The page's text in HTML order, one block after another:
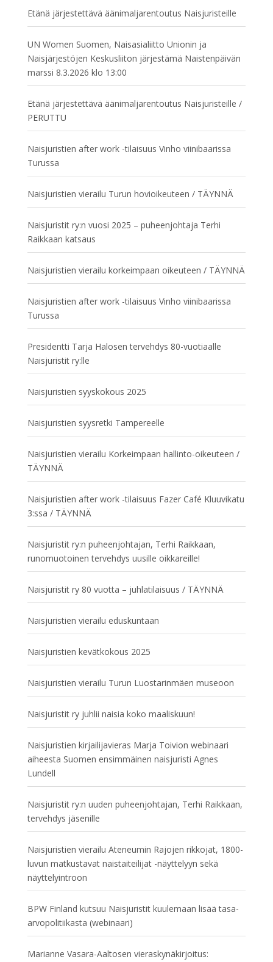
Etänä järjestettävä äänimaljarentoutus Naisjuristeille
UN Women Suomen, Naisasialiitto Unionin ja
Naisjärjestöjen Keskusliiton järjestämä Naistenpäivän
marssi 8.3.2026 klo 13:00
Etänä järjestettävä äänimaljarentoutus Naisjuristeille /
PERUTTU
Naisjuristien after work -tilaisuus Vinho viinibaarissa
Turussa
Naisjuristien vierailu Turun hovioikeuteen / TÄYNNÄ
Naisjuristit ry:n vuosi 2025 – puheenjohtaja Terhi
Raikkaan katsaus
Naisjuristien vierailu korkeimpaan oikeuteen / TÄYNNÄ
Naisjuristien after work -tilaisuus Vinho viinibaarissa
Turussa
Presidentti Tarja Halosen tervehdys 80-vuotiaalle
Naisjuristit ry:lle
Naisjuristien syyskokous 2025
Naisjuristien syysretki Tampereelle
Naisjuristien vierailu Korkeimpaan hallinto-oikeuteen /
TÄYNNÄ
Naisjuristien after work -tilaisuus Fazer Café Kluuvikatu
3:ssa / TÄYNNÄ
Naisjuristit ry:n puheenjohtajan, Terhi Raikkaan,
runomuotoinen tervehdys uusille oikkareille!
Naisjuristit ry 80 vuotta – juhlatilaisuus / TÄYNNÄ
Naisjuristien vierailu eduskuntaan
Naisjuristien kevätkokous 2025
Naisjuristien vierailu Turun Luostarinmäen museoon
Naisjuristit ry juhlii naisia koko maaliskuun!
Naisjuristien kirjailijavieras Marja Toivion webinaari
aiheesta Suomen ensimmäinen naisjuristi Agnes
Lundell
Naisjuristit ry:n uuden puheenjohtajan, Terhi Raikkaan,
tervehdys jäsenille
Naisjuristien vierailu Ateneumin Rajojen rikkojat, 1800-
luvun matkustavat naistaiteilijat -näyttelyyn sekä
näyttelyintroon
BPW Finland kutsuu Naisjuristit kuulemaan lisää tasa-
arvopolitiikasta (webinaari)
Marianne Vasara-Aaltosen vieraskynäkirjoitus: